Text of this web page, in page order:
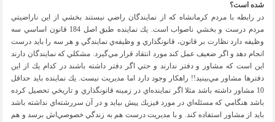
شده است؟
در رابطه با مردم كرمانشاه كه از نمايندگان راضي نيستند بخشي از اين ناراضيتي
مردم درست و بخشي ناصواب است. يك نماينده طبق اصل 184 قانون اساسي سه
وظيفه دارد نظارت بر قانون، قانونگذاري و وظيفه‌ي نمايندگي و هر سه را بايد درست
انجام دهد و اگر ضعيف عمل كند مورد انتقاد قرار مي‌گيرد. مشكلي كه نمايندگان دارند
اين است كه مشاور و دفتر ندارند و حتي اگر دفتر داشته باشند در كدام يك از اين
دفترها مشاور مي‌بينيد!! راهكار وجود دارد اما مديريت نيست. يك نماينده بايد حداقل
10 مشاور داشته باشد مثلا اگر نماينده‌اي در زمينه قانونگذاري و تاريخي تحصيل كرده
باشد هنگامي كه مسئله‌اي در مورد فيزيك پيش بيايد و در آن سررشته‌اي نداشته باشد
بايد از مشاور استفاده كند. و با مديريت درست هم به زندگي خصوصي‌اش برسد و هم